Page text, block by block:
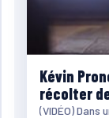
Kévin
récolter
(VIDÉO)